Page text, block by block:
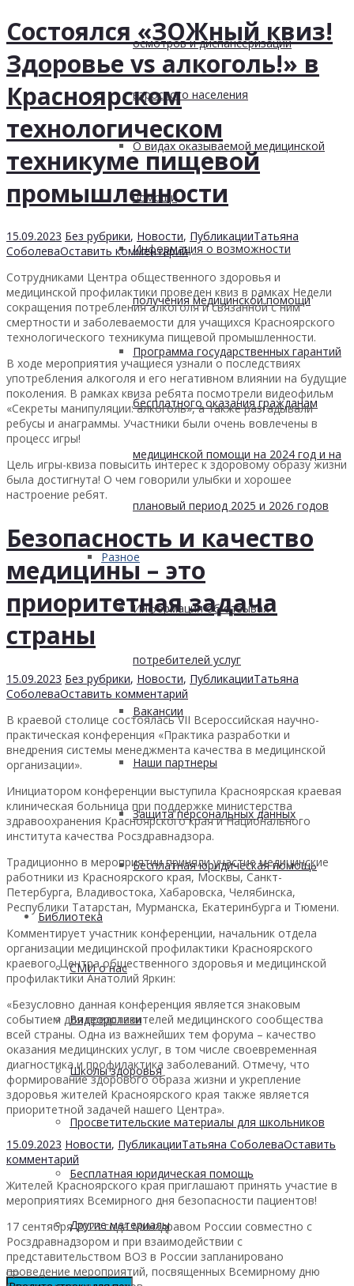
осмотров и диспансеризации
взрослого населения
О видах оказываемой медицинской
помощи
Информация о возможности
получения медицинской помощи
Программа государственных гарантий
бесплатного оказания гражданам
медицинской помощи на 2024 год и на
плановый период 2025 и 2026 годов
Разное
Информация об отзывах
потребителей услуг
Вакансии
Наши партнеры
Защита персональных данных
Бесплатная юридическая помощь
Библиотека
СМИ о нас
Видеоролики
Школы здоровья
Просветительские материалы для школьников
Бесплатная юридическая помощь
Другие материалы
Состоялся «ЗОЖный квиз!
Здоровье vs алкоголь!» в
Красноярском
технологическом
техникуме пищевой
промышленности
15.09.2023 Без рубрики, Новости, ПубликацииТатьяна
СоболеваОставить комментарий
Сотрудниками Центра общественного здоровья и
медицинской профилактики проведен квиз в рамках Недели
сокращения потребления алкоголя и связанной с ним
смертности и заболеваемости для учащихся Красноярского
технологического техникума пищевой промышленности.
В ходе мероприятия учащиеся узнали о последствиях
употребления алкоголя и его негативном влиянии на будущие
поколения. В рамках квиза ребята посмотрели видеофильм
«Секреты манипуляции: алкоголь», а также разгадывали
ребусы и анаграммы. Участники были очень вовлечены в
процесс игры!
Цель игры-квиза повысить интерес к здоровому образу жизни
была достигнута! О чем говорили улыбки и хорошее
настроение ребят.
Безопасность и качество
медицины – это
приоритетная задача
страны
15.09.2023 Без рубрики, Новости, ПубликацииТатьяна
СоболеваОставить комментарий
В краевой столице состоялась VII Всероссийская научно-
практическая конференция «Практика разработки и
внедрения системы менеджмента качества в медицинской
организации».
Инициатором конференции выступила Красноярская краевая
клиническая больница при поддержке министерства
здравоохранения Красноярского края и Национального
института качества Росздравнадзора.
Традиционно в мероприятии приняли участие медицинские
работники из Красноярского края, Москвы, Санкт-
Петербурга, Владивостока, Хабаровска, Челябинска,
Республики Татарстан, Мурманска, Екатеринбурга и Тюмени.
Комментирует участник конференции, начальник отдела
организации медицинской профилактики Красноярского
краевого Центра общественного здоровья и медицинской
профилактики Анатолий Яркин:
«Безусловно данная конференция является знаковым
событием для представителей медицинского сообщества
всей страны. Одна из важнейших тем форума – качество
оказания медицинских услуг, в том числе своевременная
диагностика и профилактика заболеваний. Отмечу, что
формирование здорового образа жизни и укрепление
здоровья жителей Красноярского края также является
приоритетной задачей нашего Центра».
15.09.2023 Новости, ПубликацииТатьяна СоболеваОставить
комментарий
Жителей Красноярского края приглашают принять участие в
мероприятиях Всемирного дня безопасности пациентов!
17 сентября 2023 года Минздравом России совместно с
Росздравнадзором и при взаимодействии с
представительством ВОЗ в России запланировано
проведение мероприятий, посвященных Всемирному дню